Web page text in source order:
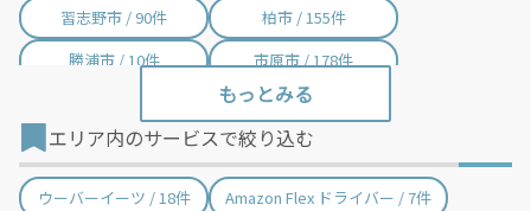
習志野市 / 90件
柏市 / 155件
勝浦市 / 10件
市原市 / 178件
八千代市 / 84件
我孫子市 / 56件
鴨川市 / 10件
鎌ケ谷市 / 58件
君津市 / 55件
エリア内のサービスで絞り込む
ウーバーイーツ / 18件
Amazon Flex ドライバー / 7件